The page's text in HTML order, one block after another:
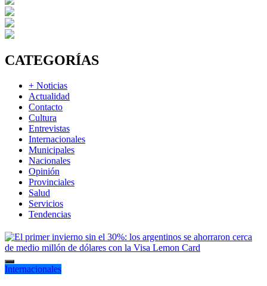
CATEGORÍAS
+ Noticias
Actualidad
Contacto
Cultura
Entrevistas
Internacionales
Municipales
Nacionales
Opinión
Provinciales
Salud
Servicios
Tendencias
Internacionales